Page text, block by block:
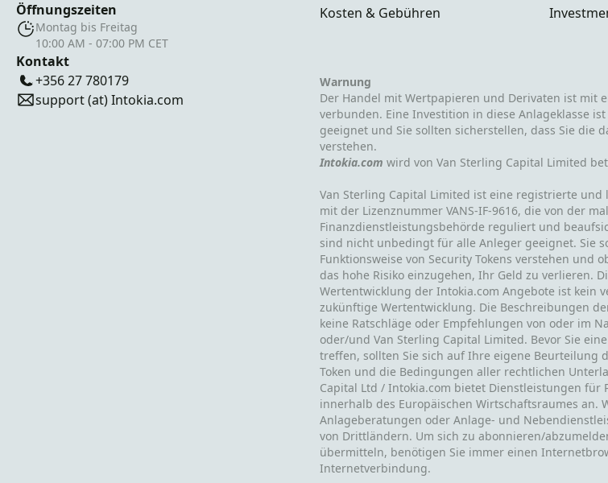
Öffnungszeiten
Montag bis Freitag
10:00 AM - 07:00 PM CET
Kontakt
+356 27 780179
support (at) Intokia.com
Kosten & Gebühren
Warnung
Der Handel mit Wertpapieren und Derivaten ist mit
verbunden. Eine Investition in diese Anlageklasse
geeignet und Sie sollten sicherstellen, dass Sie die
verstehen.
Intokia.com wird von Van Sterling Capital Limited
Van Sterling Capital Limited ist eine registrierte
mit der Lizenznummer VANS-IF-9616, die von der
Finanzdienstleistungsbehörde reguliert und
sind nicht unbedingt für alle Anleger geeignet. Sie
Funktionsweise von Security Tokens verstehen und
das hohe Risiko einzugehen, Ihr Geld zu verlieren.
Wertentwicklung der Intokia.com Angebote ist kein
zukünftige Wertentwicklung. Die Beschreibungen
keine Ratschläge oder Empfehlungen von oder im
oder/und Van Sterling Capital Limited. Bevor Sie
treffen, sollten Sie sich auf Ihre eigene Beurteilung
Token und die Bedingungen aller rechtlichen
Capital Ltd / Intokia.com bietet Dienstleistungen für
innerhalb des Europäischen Wirtschaftsraumes an.
Anlageberatungen oder Anlage- und
von Drittländern. Um sich zu abonnieren/
übermitteln, benötigen Sie immer einen
Internetverbindung.